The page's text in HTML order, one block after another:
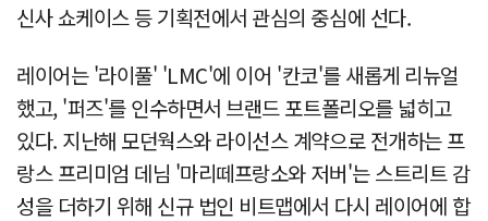
신사 쇼케이스 등 기획전에서 관심의 중심에 선다.
레이어는 '라이풀' 'LMC'에 이어 '칸코'를 새롭게 리뉴얼
했고, '퍼즈'를 인수하면서 브랜드 포트폴리오를 넓히고
있다. 지난해 모던웍스와 라이선스 계약으로 전개하는 프
랑스 프리미엄 데님 '마리떼프랑소와 저버'는 스트리트 감
성을 더하기 위해 신규 법인 비트맵에서 다시 레이어에 합